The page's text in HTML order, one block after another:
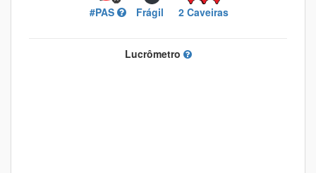
#PAS Frágil 2 Caveiras
Lucrômetro